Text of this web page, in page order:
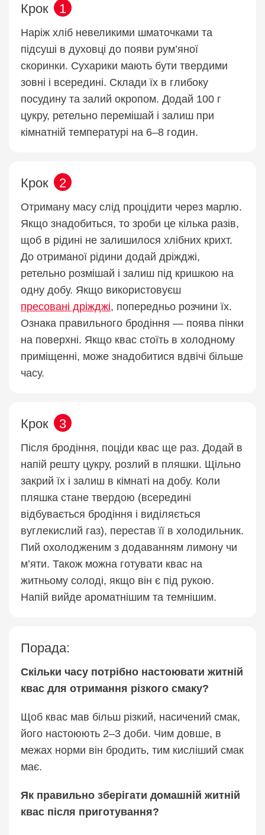
Крок 1
Наріж хліб невеликими шматочками та
підсуші в духовці до появи рум’яної
скоринки. Сухарики мають бути твердими
зовні і всередині. Склади їх в глибоку
посудину та залий окропом. Додай 100 г
цукру, ретельно перемішай і залиш при
кімнатній температурі на 6–8 годин.
Крок 2
Отриману масу слід процідити через марлю.
Якщо знадобиться, то зроби це кілька разів,
щоб в рідині не залишилося хлібних крихт.
До отриманої рідини додай дріжджі,
ретельно розмішай і залиш під кришкою на
одну добу. Якщо використовуєш
пресовані дріжджі, попередньо розчини їх.
Ознака правильного бродіння — поява пінки
на поверхні. Якщо квас стоїть в холодному
приміщенні, може знадобитися вдвічі більше
часу.
Крок 3
Після бродіння, поціди квас ще раз. Додай в
напій решту цукру, розлий в пляшки. Щільно
закрий їх і залиш в кімнаті на добу. Коли
пляшка стане твердою (всередині
відбувається бродіння і виділяється
вуглекислий газ), перестав її в холодильник.
Пий охолодженим з додаванням лимону чи
м’яти. Також можна готувати квас на
житньому солоді, якщо він є під рукою.
Напій вийде ароматнішим та темнішим.
Порада:
Скільки часу потрібно настоювати житній
квас для отримання різкого смаку?
Щоб квас мав більш різкий, насичений смак,
його настоюють 2–3 доби. Чим довше, в
межах норми він бродить, тим кисліший смак
має.
Як правильно зберігати домашній житній
квас після приготування?